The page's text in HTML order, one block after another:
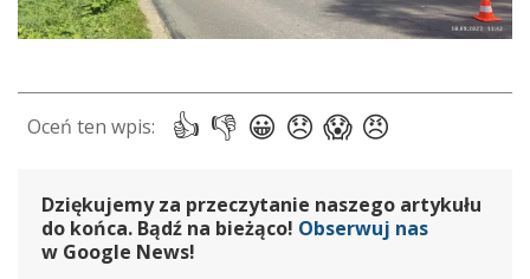
Dziękujemy za przeczytanie naszego artykułu
do końca. Bądź na bieżąco! Obserwuj nas
w Google News!